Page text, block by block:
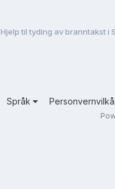
Hjelp til tyding av branntakst i
Språk